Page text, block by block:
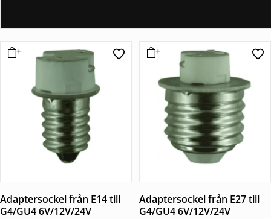
Adaptersockel från E14 till
G4/GU4 6V/12V/24V
Adaptersockel från E27 till
G4/GU4 6V/12V/24V